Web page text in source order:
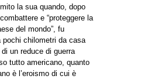
la sua quando, dopo
e “proteggere la
del mondo”, fu
chilometri da casa
un reduce di guerra
tutto americano, quanto
è l’eroismo di cui è